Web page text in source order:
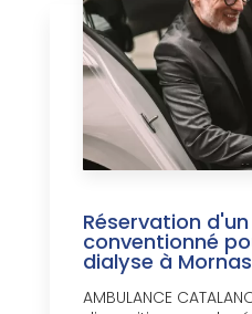
Réservation
conventionné
dialyse à Mornas
AMBULANCE